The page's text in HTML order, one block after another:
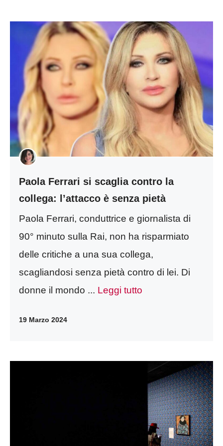
Paola Ferrari si scaglia contro la
collega: l’attacco è senza pietà
Paola Ferrari, conduttrice e giornalista di
90° minuto sulla Rai, non ha risparmiato
delle critiche a una sua collega,
scagliandosi senza pietà contro di lei. Di
donne il mondo ... Leggi tutto
19 Marzo 2024